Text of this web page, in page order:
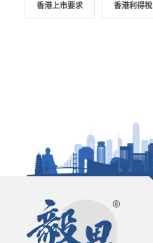
香港上市要求 香港利得稅